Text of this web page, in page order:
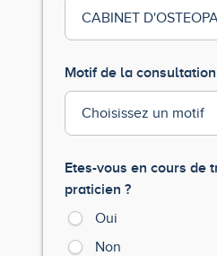
Motif de la consultation
Etes-vous en cours de
praticien ?
Oui
Non